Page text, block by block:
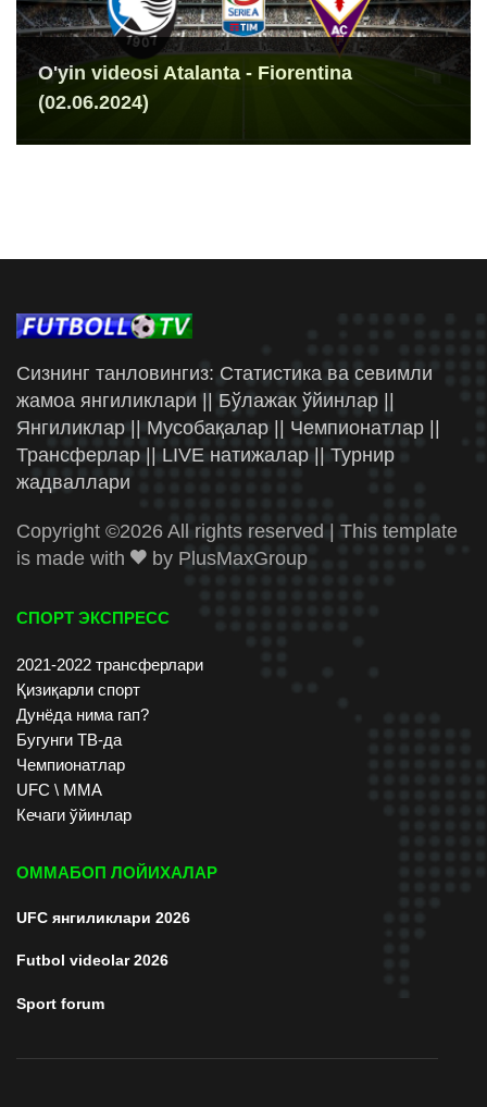
O'yin videosi Atalanta - Fiorentina
(02.06.2024)
Сизнинг танловингиз: Статистика ва севимли
жамоа янгиликлари || Бўлажак ўйинлар ||
Янгиликлар || Мусобақалар || Чемпионатлар ||
Трансферлар || LIVE натижалар || Турнир
жадваллари
Copyright ©2026 All rights reserved | This template
is made with
by PlusMaxGroup
СПОРТ ЭКСПРЕСС
2021-2022 трансферлари
Қизиқарли спорт
Дунёда нима гап?
Бугунги ТВ-да
Чемпионатлар
UFC \ ММА
Кечаги ўйинлар
ОММАБОП ЛОЙИХАЛАР
UFC янгиликлари 2026
Futbol videolar 2026
Sport forum